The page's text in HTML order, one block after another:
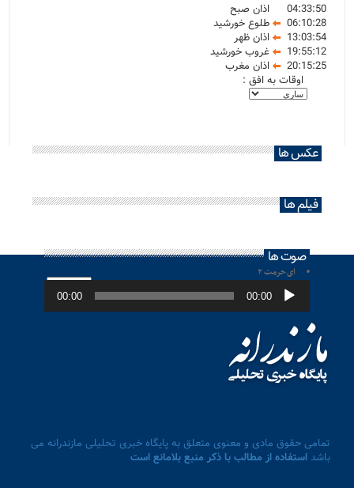
04:33:50
اذان صبح
06:10:28
طلوع خورشید
13:03:54
اذان ظهر
19:55:12
غروب خورشید
20:15:25
اذان مغرب
اوقات به افق :
عکس ها
فیلم ها
صوت ها
ای حرمت ۲
پخش‌کننده
صوت 00:00
00:00
تمامی حقوق مادی و معنوی متعلق به پایگاه خبری تحلیلی مازندرانه می
باشداستفاده از مطالب با ذکر منبع بلامانع است